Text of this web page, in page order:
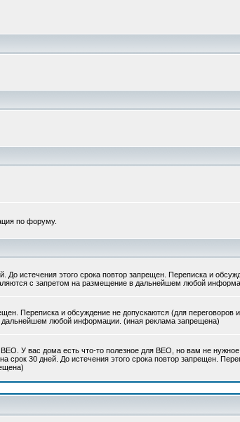
по форуму.
истечения этого срока повтор запрещен. Переписка и
с запретом на размещение в дальнейшем любой
Переписка и обсуждение не допускаются (для переговоров
любой информации. (иная реклама запрещена)
У вас дома есть что-то полезное для ВЕО, но вам не
30 дней. До истечения этого срока повтор запрещен.